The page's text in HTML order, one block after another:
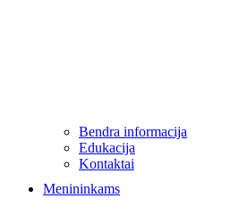
Bendra informacija
Edukacija
Kontaktai
Menininkams